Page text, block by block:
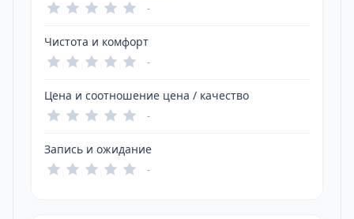
-
Чистота и комфорт
-
Цена и соотношение цена / качество
-
Запись и ожидание
-